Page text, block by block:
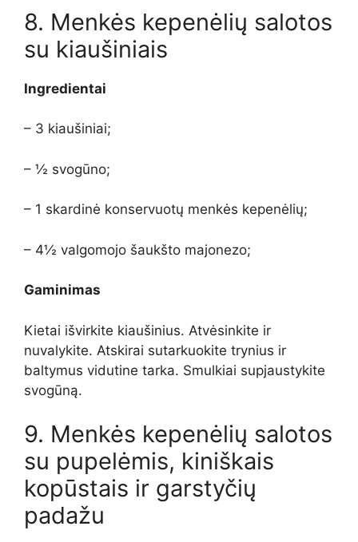
8. Menkės kepenėlių salotos
su kiaušiniais
Ingredientai
– 3 kiaušiniai;
– ½ svogūno;
– 1 skardinė konservuotų menkės kepenėlių;
– 4½ valgomojo šaukšto majonezo;
Gaminimas
Kietai išvirkite kiaušinius. Atvėsinkite ir
nuvalykite. Atskirai sutarkuokite trynius ir
baltymus vidutine tarka. Smulkiai supjaustykite
svogūną.
9. Menkės kepenėlių salotos
su pupelėmis, kiniškais
kopūstais ir garstyčių
padažu